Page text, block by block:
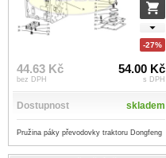
-27%
44.63 Kč
bez DPH
54.00 Kč
s DPH
Dostupnost skladem
Pružina páky převodovky traktoru Dongfeng